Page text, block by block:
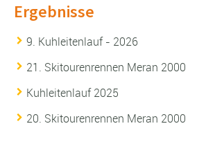
Ergebnisse
9. Kuhleitenlauf - 2026
21. Skitourenrennen Meran 2000
Kuhleitenlauf 2025
20. Skitourenrennen Meran 2000